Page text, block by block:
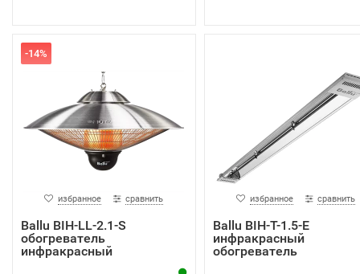
-14%
избранное сравнить
Ballu BIH-LL-2.1-S
обогреватель
инфракрасный
избранное сравнить
Ballu BIH-T-1.5-E
инфракрасный
обогреватель